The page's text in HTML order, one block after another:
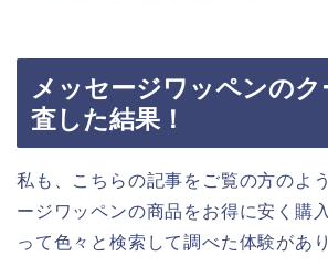
メッセージワッペンのク
査した結果！
私も、こちらの記事をご覧の方のよ
ージワッペンの商品をお得に安く購
って色々と検索して調べた体験があ